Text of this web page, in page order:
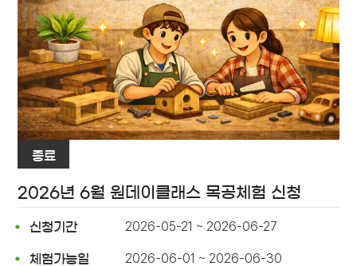
종료
2026년 6월 원데이클래스 목공체험 신청
신청기간 2026-05-21 ~ 2026-06-27
체험가능일 2026-06-01 ~ 2026-06-30